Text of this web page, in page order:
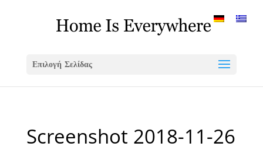
Επιλογή Σελίδας
Screenshot 2018-11-26